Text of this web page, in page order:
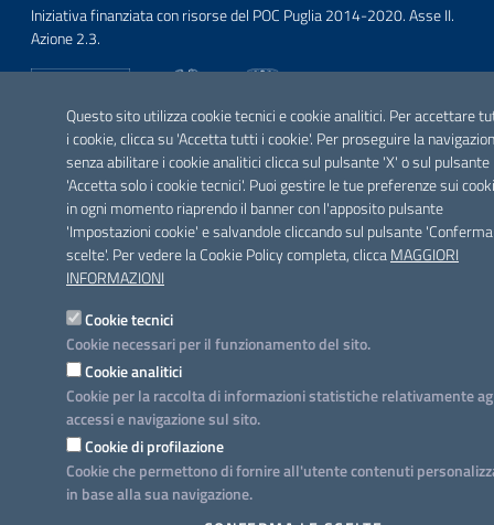
Questo sito utilizza cookie tecnici e cookie analitici. Per accettare
i cookie, clicca su 'Accetta tutti i cookie'. Per proseguire la
senza abilitare i cookie analitici clicca sul pulsante 'X' o sul pulsante
'Accetta solo i cookie tecnici'. Puoi gestire le tue preferenze sui
in ogni momento riaprendo il banner con l'apposito pulsante
'Impostazioni cookie' e salvandole cliccando sul pulsante
scelte'. Per vedere la Cookie Policy completa, cliccaMAGGIORI
INFORMAZIONI
Cookie tecnici
Cookie necessari per il funzionamento del sito.
Cookie analitici
Cookie per la raccolta di informazioni statistiche relativamente
accessi e navigazione sul sito.
Cookie di profilazione
Cookie che permettono di fornire all'utente contenuti
in base alla sua navigazione.
Iniziativa finanziata con risorse del POC Puglia 2014-2020. Asse II.
Azione 2.3.
SEGUICI SU
FacebookTwitter Youtube InstagramLinkedin